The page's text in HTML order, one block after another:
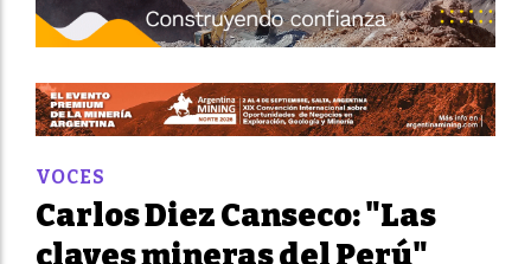
Carlos Diez Canseco: "Las
claves mineras del Perú"
VOCES